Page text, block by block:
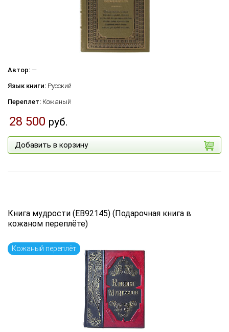
Автор: —
Язык книги: Русский
Переплет: Кожаный
28 500 руб.
Добавить в корзину
Книга мудрости (EB92145) (Подарочная книга в
кожаном переплёте)
Кожаный переплёт